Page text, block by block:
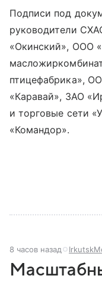
Подписи под
руководители
«Окинский», ООО
птицефабрика»,
«Каравай», ЗАО
и торговые сети
«Командор».
8 часов назад